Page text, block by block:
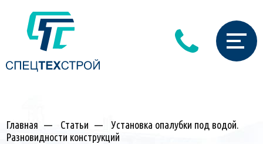
Главная — Статьи —
Установка опалубки под водой.
Разновидности конструкций